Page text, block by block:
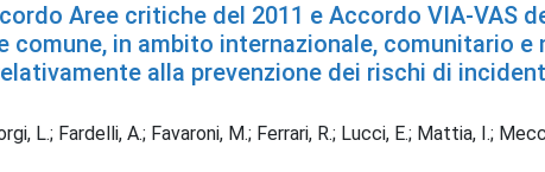
Aree critiche del 2011 e Accordo VIA-VAS
in ambito internazionale, comunitario e
alla prevenzione dei rischi di
L.; Fardelli, A.; Favaroni, M.; Ferrari, R.; Lucci, E.; Mattia, I.;